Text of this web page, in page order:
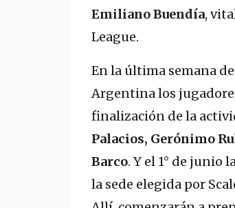
Emiliano Buendía,
League.
En la última semana
Argentina los
finalización de la
Palacios, Gerónimo
Barco. Y el 1° de junio
la sede elegida por